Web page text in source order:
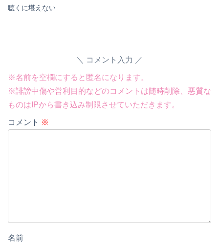
聴くに堪えない
コメント入力
※名前を空欄にすると匿名になります。
※誹謗中傷や営利目的などのコメントは随時削除、悪質な
ものはIPから書き込み制限させていただきます。
コメント ※
名前